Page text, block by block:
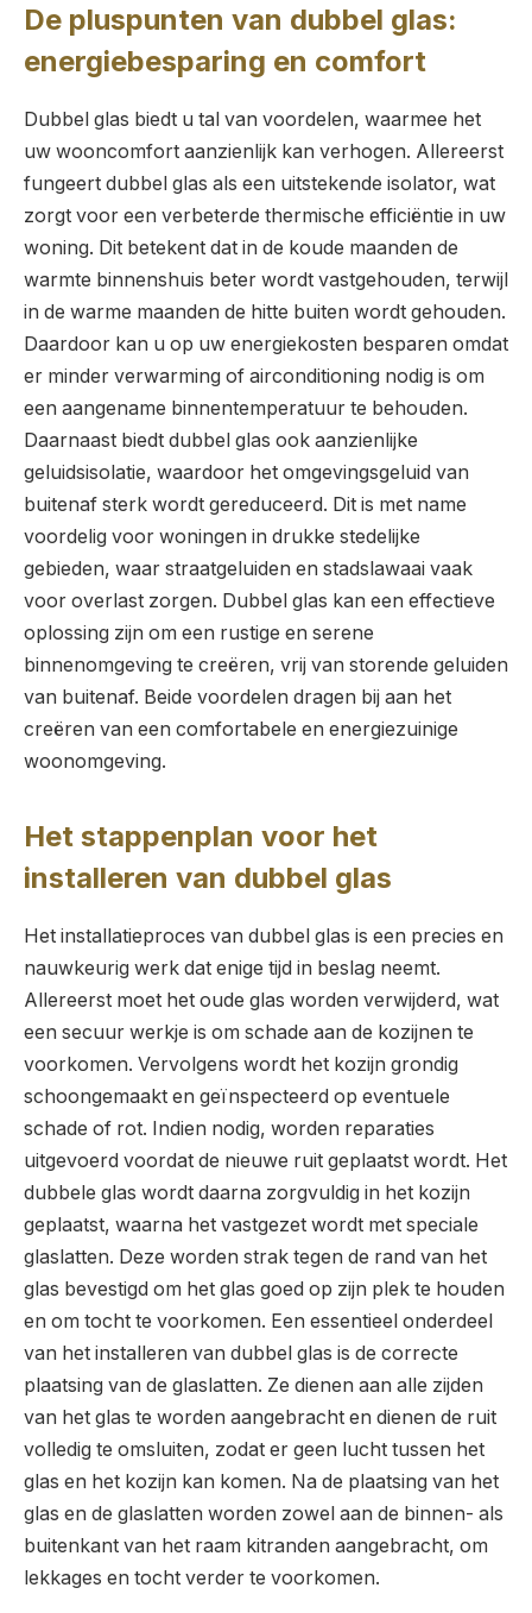
De pluspunten van dubbel glas:
energiebesparing en comfort
Dubbel glas biedt u tal van voordelen, waarmee het
uw wooncomfort aanzienlijk kan verhogen. Allereerst
fungeert dubbel glas als een uitstekende isolator, wat
zorgt voor een verbeterde thermische efficiëntie in uw
woning. Dit betekent dat in de koude maanden de
warmte binnenshuis beter wordt vastgehouden, terwijl
in de warme maanden de hitte buiten wordt gehouden.
Daardoor kan u op uw energiekosten besparen omdat
er minder verwarming of airconditioning nodig is om
een aangename binnentemperatuur te behouden.
Daarnaast biedt dubbel glas ook aanzienlijke
geluidsisolatie, waardoor het omgevingsgeluid van
buitenaf sterk wordt gereduceerd. Dit is met name
voordelig voor woningen in drukke stedelijke
gebieden, waar straatgeluiden en stadslawaai vaak
voor overlast zorgen. Dubbel glas kan een effectieve
oplossing zijn om een rustige en serene
binnenomgeving te creëren, vrij van storende geluiden
van buitenaf. Beide voordelen dragen bij aan het
creëren van een comfortabele en energiezuinige
woonomgeving.
Het stappenplan voor het
installeren van dubbel glas
Het installatieproces van dubbel glas is een precies en
nauwkeurig werk dat enige tijd in beslag neemt.
Allereerst moet het oude glas worden verwijderd, wat
een secuur werkje is om schade aan de kozijnen te
voorkomen. Vervolgens wordt het kozijn grondig
schoongemaakt en geïnspecteerd op eventuele
schade of rot. Indien nodig, worden reparaties
uitgevoerd voordat de nieuwe ruit geplaatst wordt. Het
dubbele glas wordt daarna zorgvuldig in het kozijn
geplaatst, waarna het vastgezet wordt met speciale
glaslatten. Deze worden strak tegen de rand van het
glas bevestigd om het glas goed op zijn plek te houden
en om tocht te voorkomen. Een essentieel onderdeel
van het installeren van dubbel glas is de correcte
plaatsing van de glaslatten. Ze dienen aan alle zijden
van het glas te worden aangebracht en dienen de ruit
volledig te omsluiten, zodat er geen lucht tussen het
glas en het kozijn kan komen. Na de plaatsing van het
glas en de glaslatten worden zowel aan de binnen- als
buitenkant van het raam kitranden aangebracht, om
lekkages en tocht verder te voorkomen.